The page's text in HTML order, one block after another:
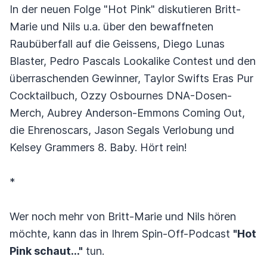
In der neuen Folge "Hot Pink" diskutieren Britt-
Marie und Nils u.a. über den bewaffneten
Raubüberfall auf die Geissens, Diego Lunas
Blaster, Pedro Pascals Lookalike Contest und den
überraschenden Gewinner, Taylor Swifts Eras Pur
Cocktailbuch, Ozzy Osbournes DNA-Dosen-
Merch, Aubrey Anderson-Emmons Coming Out,
die Ehrenoscars, Jason Segals Verlobung und
Kelsey Grammers 8. Baby. Hört rein!
*
Wer noch mehr von Britt-Marie und Nils hören
möchte, kann das in Ihrem Spin-Off-Podcast "Hot
Pink schaut..." tun.